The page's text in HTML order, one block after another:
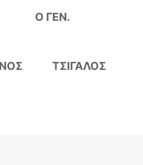
Ο ΓΕΝ.
ΤΣΙΓΑΛΟΣ